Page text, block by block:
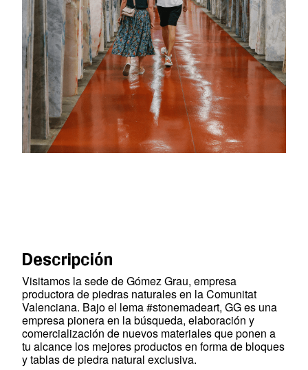
Descripción
Visitamos la sede de Gómez Grau, empresa
productora de piedras naturales en la Comunitat
Valenciana. Bajo el lema #stonemadeart, GG es una
empresa pionera en la búsqueda, elaboración y
comercialización de nuevos materiales que ponen a
tu alcance los mejores productos en forma de bloques
y tablas de piedra natural exclusiva.